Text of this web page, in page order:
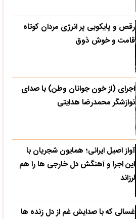
رقص و پایکوبی پر انرژی مردان کوتاه
قامت و خوش ذوق
اجرای (از خون جوانان وطن) با صدای
نوازشگر محمدرضا هدایتی
آواز اصیل ایرانی؛ همایون شجریان با
این اجرا و آهنگش دل خارجی ها را هم
لرزاند
غسالی که با صدایش غم از دل زنده ها